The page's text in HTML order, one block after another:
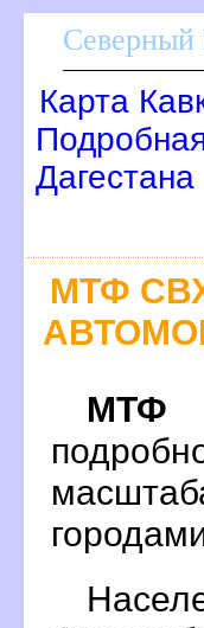
Северный
Карта
Дагестана
МТФ
МТФ